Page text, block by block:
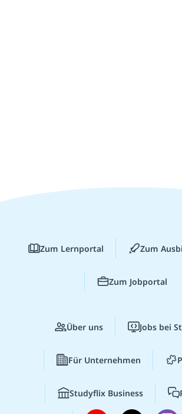
Zum Lernportal Zum
Zum Jobportal
Über uns Jobs bei
Für Unternehmen
Studyflix Business